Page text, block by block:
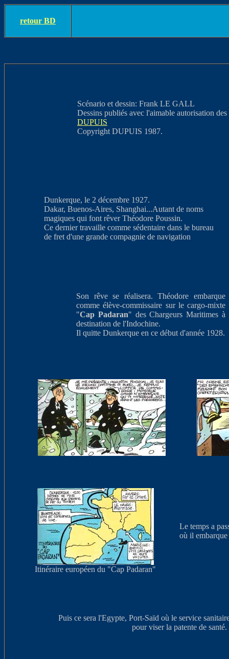
retour BD
Scénario et dessin: Frank LE GALL
Dessins publiés avec l'aimable autorisation des
DUPUIS
Copyright DUPUIS 1987.
Dunkerque, le 2 décembre 1927.
Dakar, Buenos-Aires, Shanghai...Autant de noms
magiques qui font rêver Théodore Poussin.
Ce dernier travaille comme sédentaire dans le bureau
de fret d'une grande compagnie de navigation
Son rêve se réalisera. Théodore embarque
comme élève-commissaire sur le cargo-mixte
"Cap Padaran" des Chargeurs Maritimes à
destination de l'Indochine.
Il quitte Dunkerque en ce début d'année 1928.
Itinéraire européen du "Cap Padaran"
Le temps a
où il embarque
Puis ce sera l'Egypte, Port-Saïd où le service
pour viser la patente de santé.